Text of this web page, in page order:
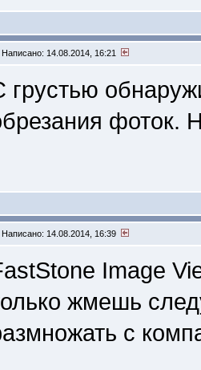
Написано: 14.08.2014, 16:21
грустью
фоток.
Написано: 14.08.2014, 16:39
Image
жмешь
с